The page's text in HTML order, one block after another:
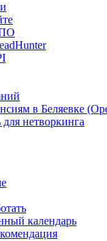
ПО
в Беляевке
для нетворкинга
календарь